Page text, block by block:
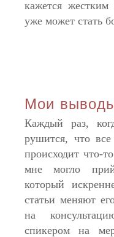
кажется
уже может стать
Мои
Каждый раз,
рушится, что
происходит что-
мне могло
который
статьи меняют
на
спикером на